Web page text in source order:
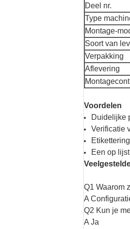
Deel nr.
Type
Montage-
Soort van
Verpakking
Aflevering
Voordelen
Duidelijke
Verificatie
Een op
Q1 Waarom
A
Q2 Kun je
A Ja